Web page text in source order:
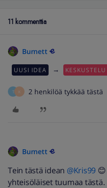
11 kommenttia
Burnett
UUSI IDEA →
T K 2 henkilöä tykkää tästä
Burnett
Tein tästä idean @Kris99
yhteisöläiset tuumaa tästä.